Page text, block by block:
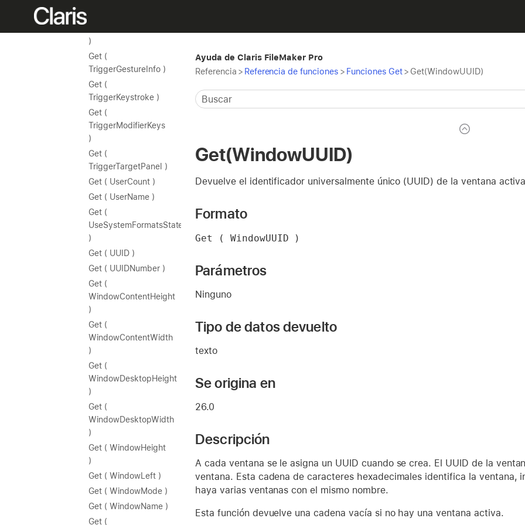
)
Get (
TriggerGestureInfo )
Get (
TriggerKeystroke )
Get (
TriggerModifierKeys
)
Get (
TriggerTargetPanel )
Get ( UserCount )
Get ( UserName )
Get (
UseSystemFormatsState
)
Get ( UUID )
Get ( UUIDNumber )
Get (
WindowContentHeight
)
Get (
WindowContentWidth
)
Get (
WindowDesktopHeight
)
Get (
WindowDesktopWidth
)
Get ( WindowHeight
)
Get ( WindowLeft )
Get ( WindowMode )
Get ( WindowName )
Get (
Ayuda de Claris FileMaker Pro
Referencia > Referencia de funciones > Funciones Get> Get(WindowUUID)
Get(WindowUUID)
Devuelve el identificador universalmente único (UUID) de la ventana
Formato
Get ( WindowUUID )
Parámetros
Ninguno
Tipo de datos devuelto
texto
Se origina en
26.0
Descripción
A cada ventana se le asigna un UUID cuando se crea. El UUID de la
ventana. Esta cadena de caracteres hexadecimales identifica la ventana,
haya varias ventanas con el mismo nombre.
Esta función devuelve una cadena vacía si no hay una ventana activa.